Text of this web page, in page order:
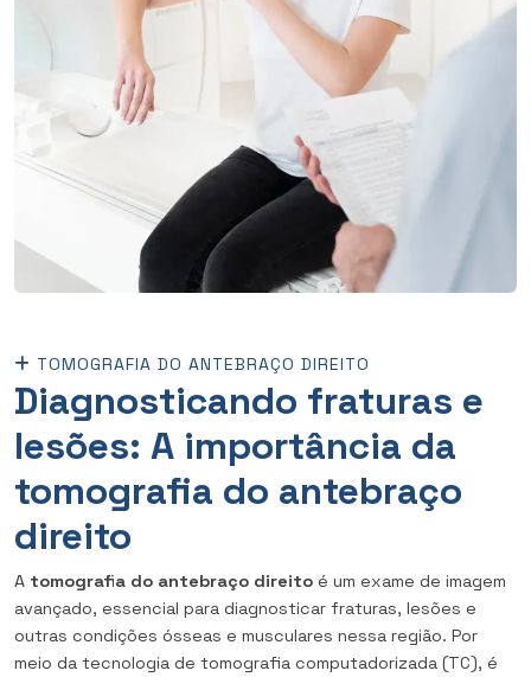
TOMOGRAFIA DO ANTEBRAÇO DIREITO
Diagnosticando fraturas e
lesões: A importância da
tomografia do antebraço
direito
A tomografia do antebraço direito é um exame de imagem
avançado, essencial para diagnosticar fraturas, lesões e
outras condições ósseas e musculares nessa região. Por
meio da tecnologia de tomografia computadorizada (TC), é